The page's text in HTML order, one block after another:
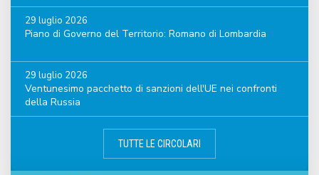
29 luglio 2026
Piano di Governo del Territorio: Romano di Lombardia
29 luglio 2026
Ventunesimo pacchetto di sanzioni dell'UE nei confronti
della Russia
TUTTE LE CIRCOLARI